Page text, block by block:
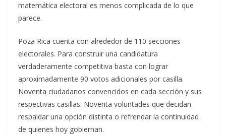
matemática electoral es menos complicada de lo que
parece.
Poza Rica cuenta con alrededor de 110 secciones
electorales. Para construir una candidatura
verdaderamente competitiva basta con lograr
aproximadamente 90 votos adicionales por casilla.
Noventa ciudadanos convencidos en cada sección y sus
respectivas casillas. Noventa voluntades que decidan
respaldar una opción distinta o refrendar la continuidad
de quienes hoy gobiernan.